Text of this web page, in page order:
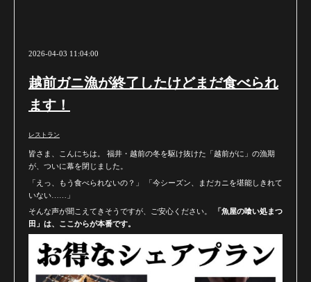
2026-04-03 11:04:00
越前ガニ漁が終了したけどまだ食べられ
ます！
レストラン
皆さま、こんにちは。 福井・越前の冬を駆け抜けた「越前がに」の漁期
が、ついに幕を閉じました。
「えっ、もう食べられないの？」 「今シーズン、まだカニを堪能しきれて
いない……」
そんな声が聞こえてきそうですが、ご安心ください。
「魚屋の喰い処まつ
田」は、ここからが本番です。